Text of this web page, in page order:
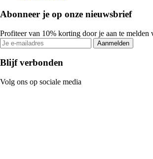
Abonneer je op onze nieuwsbrief
Profiteer van 10% korting door je aan te melden
Aanmelden
Blijf verbonden
Volg ons op sociale media